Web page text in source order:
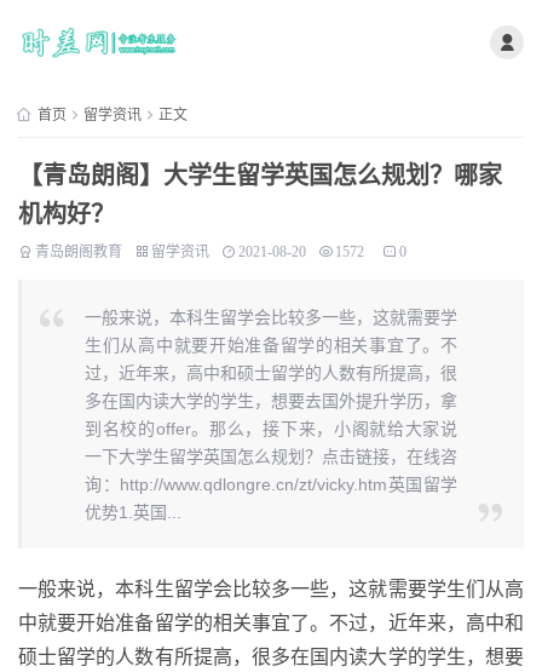
首页 留学资讯 正文
【青岛朗阁】大学生留学英国怎么规划？哪家
机构好？
青岛朗阁教育 留学资讯 2021-08-20 1572 0
一般来说，本科生留学会比较多一些，这就需要学
生们从高中就要开始准备留学的相关事宜了。不
过，近年来，高中和硕士留学的人数有所提高，很
多在国内读大学的学生，想要去国外提升学历，拿
到名校的offer。那么，接下来，小阁就给大家说
一下大学生留学英国怎么规划？点击链接，在线咨
询：http://www.qdlongre.cn/zt/vicky.htm英国留学
优势1.英国...
一般来说，本科生留学会比较多一些，这就需要学生们从高
中就要开始准备留学的相关事宜了。不过，近年来，高中和
硕士留学的人数有所提高，很多在国内读大学的学生，想要